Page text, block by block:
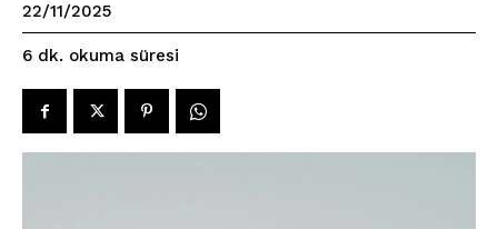
22/11/2025
6 dk. okuma süresi